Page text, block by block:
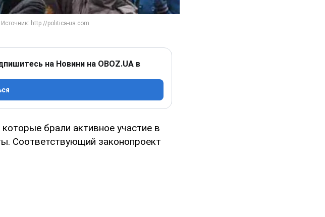
на Новини на OBOZ.UA в
брали активное участие в
Соответствующий законопроект